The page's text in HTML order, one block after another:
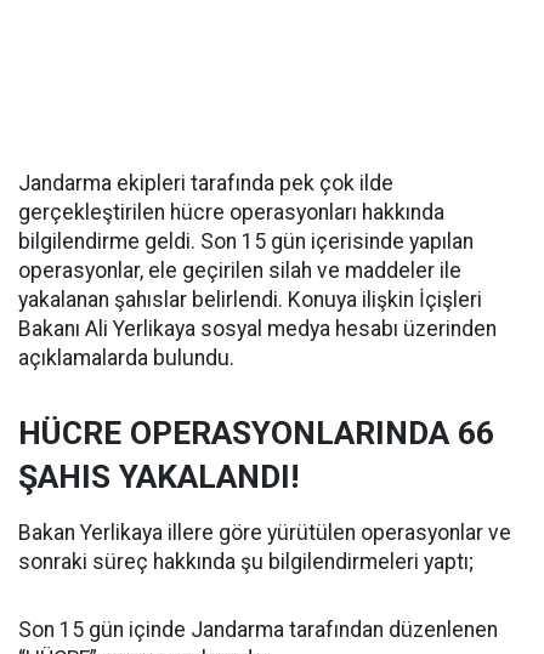
Jandarma ekipleri tarafında pek çok ilde
gerçekleştirilen hücre operasyonları hakkında
bilgilendirme geldi. Son 15 gün içerisinde yapılan
operasyonlar, ele geçirilen silah ve maddeler ile
yakalanan şahıslar belirlendi. Konuya ilişkin İçişleri
Bakanı Ali Yerlikaya sosyal medya hesabı üzerinden
açıklamalarda bulundu.
HÜCRE OPERASYONLARINDA 66
ŞAHIS YAKALANDI!
Bakan Yerlikaya illere göre yürütülen operasyonlar ve
sonraki süreç hakkında şu bilgilendirmeleri yaptı;
Son 15 gün içinde Jandarma tarafından düzenlenen